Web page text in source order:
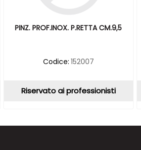
PINZ. PROF.INOX. P.RETTA CM.9,5
Codice: 152007
Riservato ai professionisti